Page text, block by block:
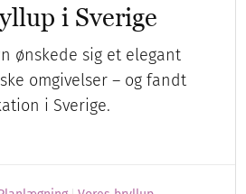
i Sverige
ønskede sig et elegant
omgivelser – og fandt
i Sverige.